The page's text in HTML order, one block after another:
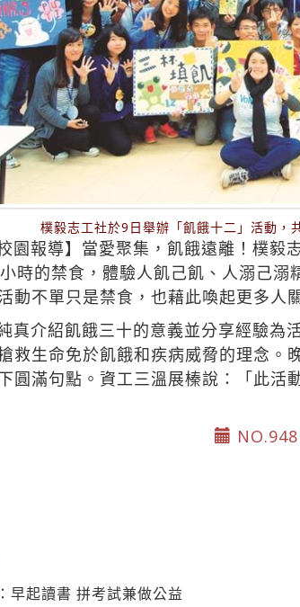
樸毅志工社於9日舉辦「飢餓十二」活動，
園報導】當愛聚集，飢餓遠離！樸
時的禁食，體驗人飢己飢、人溺己
動不單只是禁食，也藉此喚起更多人
真介紹飢餓三十的意義並分享經驗
救生命免於飢餓和疾病威脅的理念
圓滿句點。資工三溫展榛說：「此
早起讀書 拼考試兼做公益